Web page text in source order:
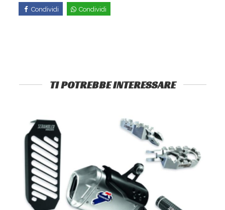
Condividi Condividi
TI POTREBBE INTERESSARE